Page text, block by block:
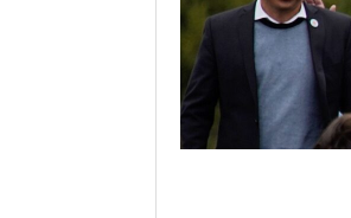
De
Política
Expectativa
Trump
Van A